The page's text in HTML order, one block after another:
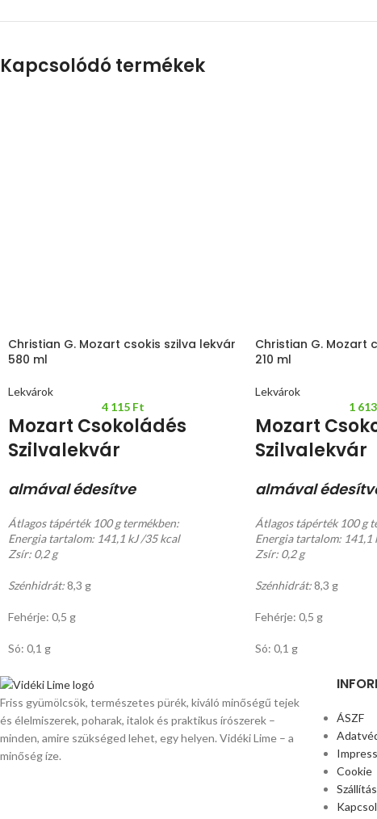
Kapcsolódó termékek
Christian G. Mozart csokis szilva lekvár
580 ml
Lekvárok
4 115 Ft
Mozart Csokoládés
Szilvalekvár
almával édesítve
Átlagos tápérték 100 g termékben:
Energia tartalom: 141,1 kJ /35 kcal
Zsír: 0,2 g
Szénhidrát:8,3 g
Fehérje: 0,5 g
Só: 0,1 g
Christian G. Mozart
210 ml
Lekvárok
1 613
Mozart
Szilvalekvár
almával
Átlagos tápérték 100 g
Energia tartalom: 141,1
Zsír: 0,2 g
Szénhidrát:8,3 g
Fehérje: 0,5 g
Só: 0,1 g
Friss gyümölcsök, természetes pürék, kiváló minőségű tejek
és élelmiszerek, poharak, italok és praktikus írószerek –
minden, amire szükséged lehet, egy helyen. Vidéki Lime – a
minőség íze.
ÁSZF
Cookie